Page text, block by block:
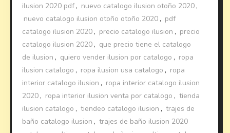
ilusion 2020 pdf , nuevo catalogo ilusion otoño 2020 ,
nuevo catalogo ilusion otoño otoño 2020 , pdf
catalogo ilusion 2020 , precio catalogo ilusion , precio
catalogo ilusion 2020 , que precio tiene el catalogo
de ilusion , quiero vender ilusion por catalogo , ropa
ilusion catalogo , ropa ilusion usa catalogo , ropa
interior catalogo ilusion , ropa interior catalogo ilusion
2020 , ropa interior ilusion venta por catalogo , tienda
ilusion catalogo , tiendeo catalogo ilusion , trajes de
baño catalogo ilusion , trajes de baño ilusion 2020